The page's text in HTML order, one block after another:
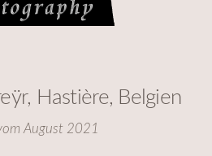
Hastière, Belgien
August 2021